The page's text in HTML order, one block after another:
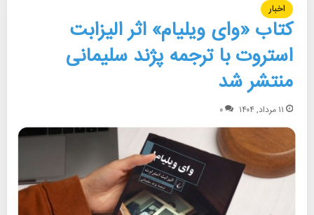
اخبار
کتاب «وای ویلیام» اثر الیزابت
استروت با ترجمه پژند سلیمانی
منتشر شد
۱۱ مرداد, ۱۴۰۴ ۰